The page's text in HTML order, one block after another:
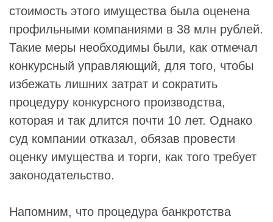
стоимость этого имущества была оценена
профильными компаниями в 38 млн рублей.
Такие меры необходимы были, как отмечал
конкурсный управляющий, для того, чтобы
избежать лишних затрат и сократить
процедуру конкурсного производства,
которая и так длится почти 10 лет. Однако
суд компании отказал, обязав провести
оценку имущества и торги, как того требует
законодательство.
Напомним, что процедура банкротства